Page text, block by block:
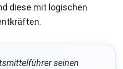
diese mit logischen
seinen